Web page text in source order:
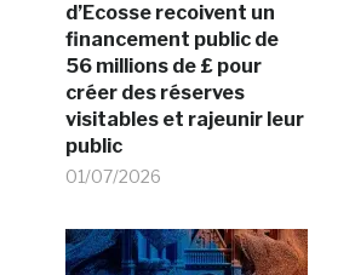
d’Ecosse recoivent un
financement public de
56 millions de £ pour
créer des réserves
visitables et rajeunir leur
public
01/07/2026